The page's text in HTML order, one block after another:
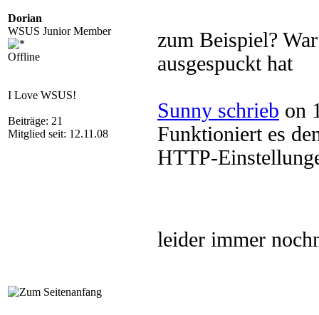
Dorian
WSUS Junior Member
Offline
I Love WSUS!
Beiträge: 21
Mitglied seit: 12.11.08
zum Beispiel?
ausgespuckt hat
Sunny schrieb on
Funktioniert es
HTTP-
leider immer